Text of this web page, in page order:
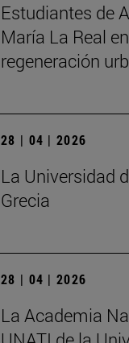
Estudiantes de
María La Real
regeneración
28 | 04 | 2026
La Universidad
Grecia
28 | 04 | 2026
La Academia